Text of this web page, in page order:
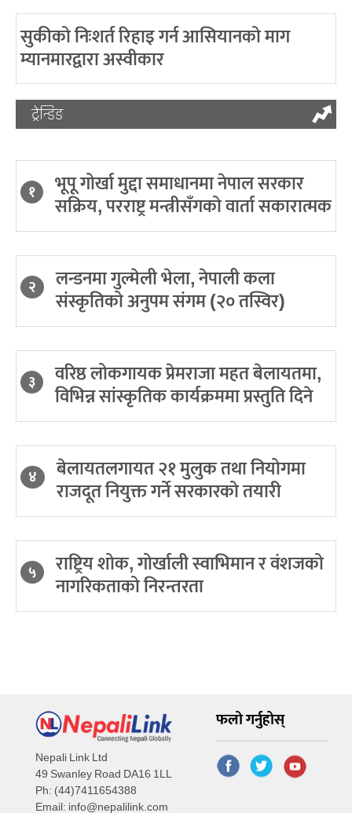
सुकीको निःशर्त रिहाइ गर्न आसियानको माग
म्यानमारद्वारा अस्वीकार
ट्रेन्डिङ
१ भूपू गोर्खा मुद्दा समाधानमा नेपाल सरकार
सक्रिय, परराष्ट्र मन्त्रीसँगको वार्ता सकारात्मक
२ लन्डनमा गुल्मेली भेला, नेपाली कला
संस्कृतिको अनुपम संगम (२० तस्विर)
३ वरिष्ठ लोकगायक प्रेमराजा महत बेलायतमा,
विभिन्न सांस्कृतिक कार्यक्रममा प्रस्तुति दिने
४ बेलायतलगायत २१ मुलुक तथा नियोगमा
राजदूत नियुक्त गर्ने सरकारको तयारी
५ राष्ट्रिय शोक, गोर्खाली स्वाभिमान र वंशजको
नागरिकताको निरन्तरता
Nepali Link Ltd
49 Swanley Road DA16 1LL
Ph: (44)7411654388
Email: info@nepalilink.com
फलो गर्नुहोस्